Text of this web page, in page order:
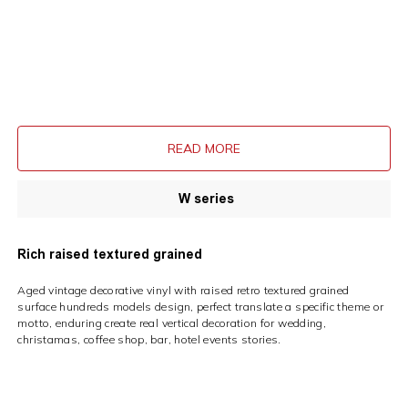
READ MORE
W series
Rich raised textured grained
Aged vintage decorative vinyl with raised retro textured grained
surface hundreds models design, perfect translate a specific theme or
motto, enduring create real vertical decoration for wedding,
christamas, coffee shop, bar, hotel events stories.